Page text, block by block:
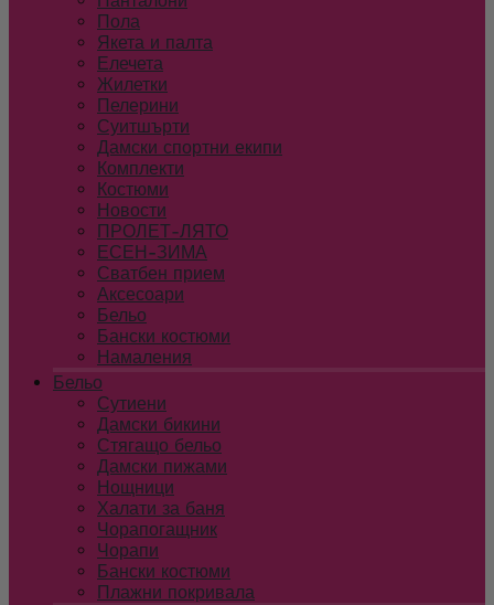
Пола
Якета и палта
Елечета
Жилетки
Пелерини
Суитшърти
Дамски спортни екипи
Комплекти
Костюми
Новости
ПРОЛЕТ-ЛЯТО
ЕСЕН-ЗИМА
Сватбен прием
Аксесоари
Бельо
Бански костюми
Намаления
Бельо
Сутиени
Дамски бикини
Стягащо бельо
Дамски пижами
Нощници
Халати за баня
Чорапогащник
Чорапи
Бански костюми
Плажни покривала